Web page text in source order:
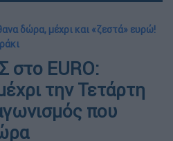
δώρα, μέχρι και «ζεστά» ευρώ!
στο EURO:
την Τετάρτη
που